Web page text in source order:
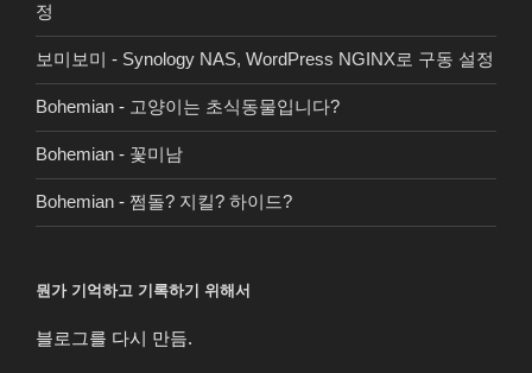
정
보미보미 - Synology NAS, WordPress NGINX로 구동 설정
Bohemian - 고양이는 초식동물입니다?
Bohemian - 꽃미남
Bohemian - 쩜돌? 지킬? 하이드?
뭔가 기억하고 기록하기 위해서
블로그를 다시 만듬.